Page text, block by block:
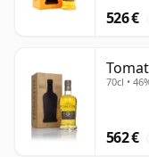
526 €
70cl •
562 €